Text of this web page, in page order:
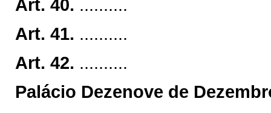
Art. 40. ..........
Art. 41. ..........
Art. 42. ..........
Palácio Dezenove de